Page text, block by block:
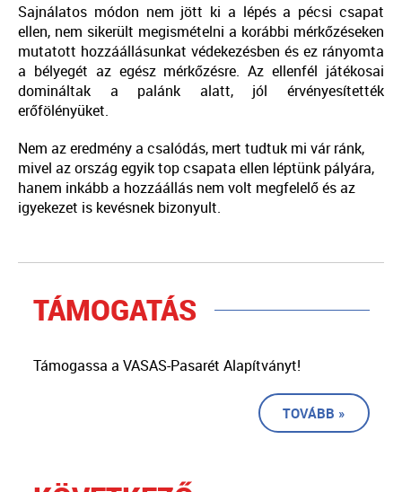
Sajnálatos módon nem jött ki a lépés a pécsi csapat
ellen, nem sikerült megismételni a korábbi mérkőzéseken
mutatott hozzáállásunkat védekezésben és ez rányomta
a bélyegét az egész mérkőzésre. Az ellenfél játékosai
domináltak a palánk alatt, jól érvényesítették
erőfölényüket.
Nem az eredmény a csalódás, mert tudtuk mi vár ránk,
mivel az ország egyik top csapata ellen léptünk pályára,
hanem inkább a hozzáállás nem volt megfelelő és az
igyekezet is kevésnek bizonyult.
TÁMOGATÁS
Támogassa a VASAS-Pasarét Alapítványt!
TOVÁBB »